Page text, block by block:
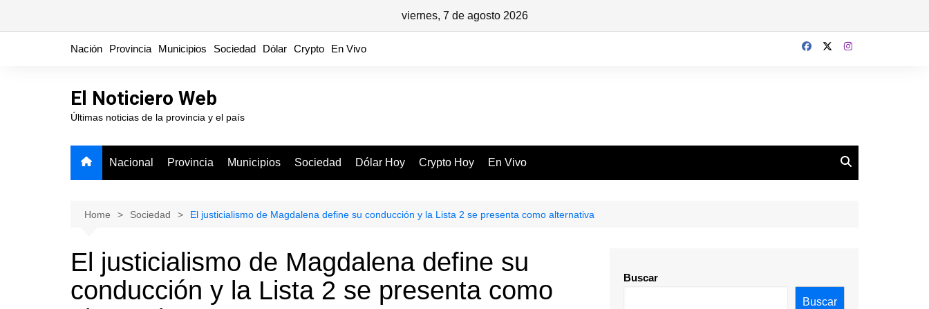
viernes, 7 de agosto 2026
Nación Provincia Municipios Sociedad Dólar Crypto En Vivo
El Noticiero Web
Últimas noticias de la provincia y el país
Nacional Provincia Municipios Sociedad Dólar Hoy Crypto Hoy En Vivo
Home Sociedad El justicialismo de Magdalena define su conducción y la Lista 2 se presenta como alternativa
El justicialismo de Magdalena define su
conducción y la Lista 2 se presenta como
Buscar
Buscar